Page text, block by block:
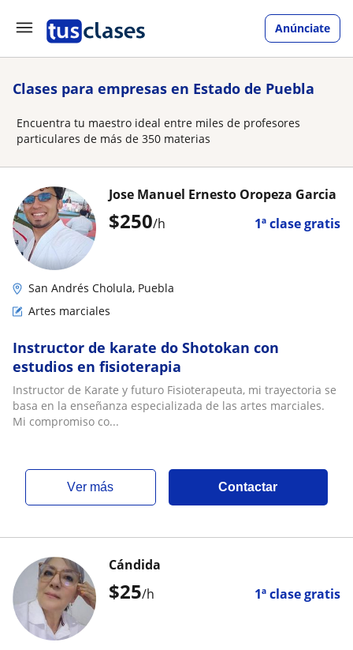
Anúnciate
Clases para empresas en Estado de Puebla
Encuentra tu maestro ideal entre miles de profesores
particulares de más de 350 materias
$250/h 1ª clase gratis
Jose Manuel Ernesto Oropeza Garcia
San Andrés Cholula, Puebla
Artes marciales
Instructor de karate do Shotokan con
estudios en fisioterapia
Instructor de Karate y futuro Fisioterapeuta, mi trayectoria se
basa en la enseñanza especializada de las artes marciales.
Mi compromiso co...
ver más Contactar
$25/h 1ª clase gratis
Cándida